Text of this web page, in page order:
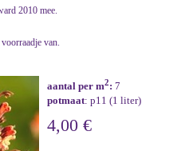
2010 mee.
van.
aantal per m2: 7
potmaat: p11 (1 liter)
4,00 €